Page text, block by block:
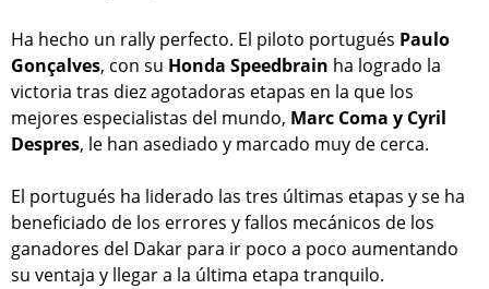
Ha hecho un rally perfecto. El piloto portugués Paulo
Gonçalves, con su Honda Speedbrain ha logrado la
victoria tras diez agotadoras etapas en la que los
mejores especialistas del mundo, Marc Coma y Cyril
Despres, le han asediado y marcado muy de cerca.
El portugués ha liderado las tres últimas etapas y se ha
beneficiado de los errores y fallos mecánicos de los
ganadores del Dakar para ir poco a poco aumentando
su ventaja y llegar a la última etapa tranquilo.